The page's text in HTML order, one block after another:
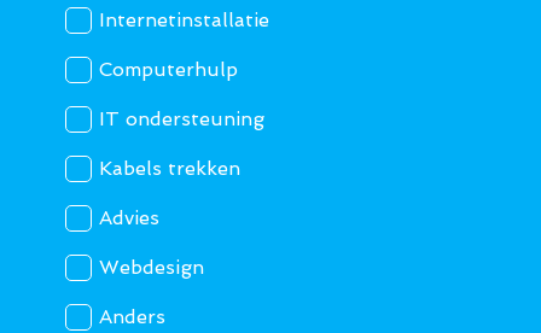
Internetinstallatie
Computerhulp
IT ondersteuning
Kabels trekken
Advies
Webdesign
Anders